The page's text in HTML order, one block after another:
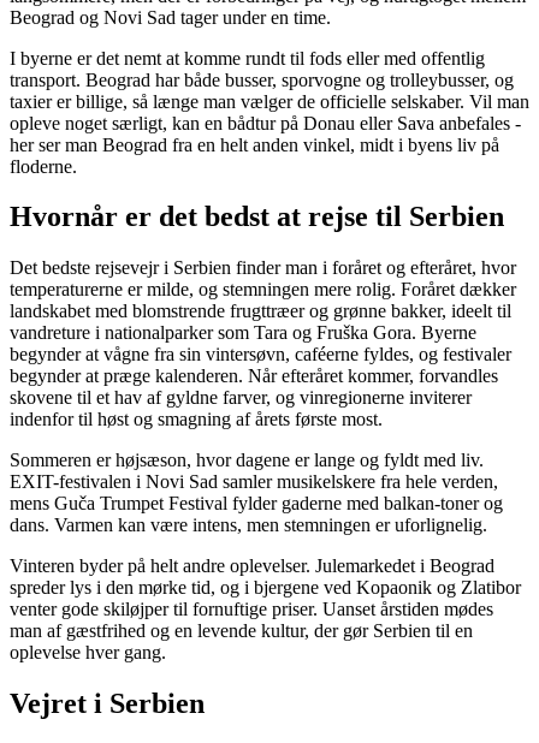
Beograd og Novi Sad tager under en time.
I byerne er det nemt at komme rundt til fods eller med offentlig
transport. Beograd har både busser, sporvogne og trolleybusser, og
taxier er billige, så længe man vælger de officielle selskaber. Vil man
opleve noget særligt, kan en bådtur på Donau eller Sava anbefales -
her ser man Beograd fra en helt anden vinkel, midt i byens liv på
floderne.
Hvornår er det bedst at rejse til Serbien
Det bedste rejsevejr i Serbien finder man i foråret og efteråret, hvor
temperaturerne er milde, og stemningen mere rolig. Foråret dækker
landskabet med blomstrende frugttræer og grønne bakker, ideelt til
vandreture i nationalparker som Tara og Fruška Gora. Byerne
begynder at vågne fra sin vintersøvn, caféerne fyldes, og festivaler
begynder at præge kalenderen. Når efteråret kommer, forvandles
skovene til et hav af gyldne farver, og vinregionerne inviterer
indenfor til høst og smagning af årets første most.
Sommeren er højsæson, hvor dagene er lange og fyldt med liv.
EXIT-festivalen i Novi Sad samler musikelskere fra hele verden,
mens Guča Trumpet Festival fylder gaderne med balkan-toner og
dans. Varmen kan være intens, men stemningen er uforlignelig.
Vinteren byder på helt andre oplevelser. Julemarkedet i Beograd
spreder lys i den mørke tid, og i bjergene ved Kopaonik og Zlatibor
venter gode skiløjper til fornuftige priser. Uanset årstiden mødes
man af gæstfrihed og en levende kultur, der gør Serbien til en
oplevelse hver gang.
Vejret i Serbien